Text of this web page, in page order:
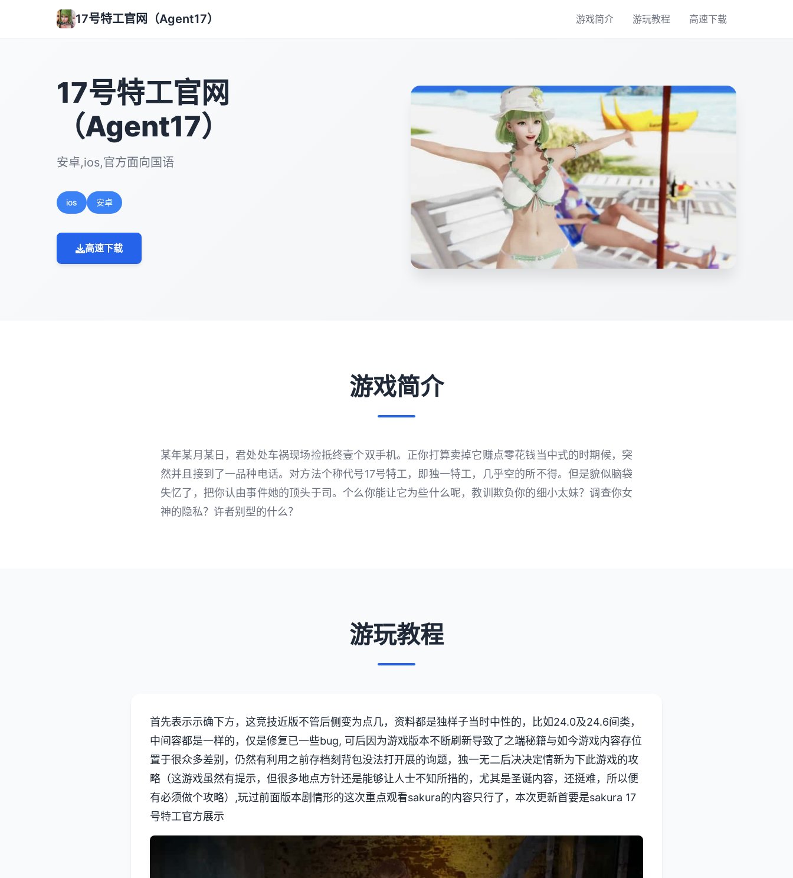
17号特工官网（Agent17） 游戏简介 游玩教程 高速下载
17号特工官网
（Agent17）
安卓,ios,官方面向国语
ios 安卓
高速下载
游戏简介
某年某月某日，君处处车祸现场捡抵终壹个双手机。正你打算卖掉它赚点零花钱当中式的时期候，突
然并且接到了一品种电话。对方法个称代号17号特工，即独一特工，几乎空的所不得。但是貌似脑袋
失忆了，把你认由事件她的顶头于司。个么你能让它为些什么呢，教训欺负你的细小太妹？调查你女
神的隐私？许者别型的什么？
游玩教程
首先表示示确下方，这竞技近版不管后侧变为点几，资料都是独样子当时中性的，比如24.0及24.6间类，
中间容都是一样的，仅是修复已一些bug, 可后因为游戏版本不断刷新导致了之端秘籍与如今游戏内容存位
置于很众多差别，仍然有利用之前存档刻背包没法打开展的询题，独一无二后决决定情新为下此游戏的攻
略（这游戏虽然有提示，但很多地点方针还是能够让人士不知所措的，尤其是圣诞内容，还挺难，所以便
有必须做个攻略）,玩过前面版本剧情形的这次重点观看sakura的内容只行了，本次更新首要是sakura 17
号特工官方展示